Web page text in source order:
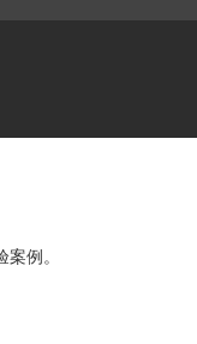
1.7
1.8 库
例。